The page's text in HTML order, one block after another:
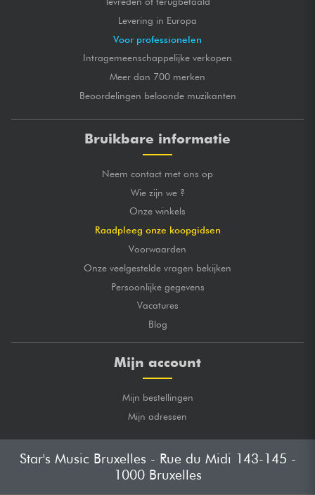
Levering in Europa
Voor professionelen
Intragemeenschappelijke verkopen
Meer dan 700 merken
Beoordelingen beloonde muzikanten
Bruikbare informatie
Neem contact met ons op
Wie zijn we ?
Onze winkels
Raadpleeg onze koopgidsen
Voorwaarden
Onze veelgestelde vragen bekijken
Persoonlijke gegevens
Vacatures
Blog
Mijn account
Mijn bestellingen
Mijn adressen
Star's Music Bruxelles - Rue du Midi 143-145 -
1000 Bruxelles